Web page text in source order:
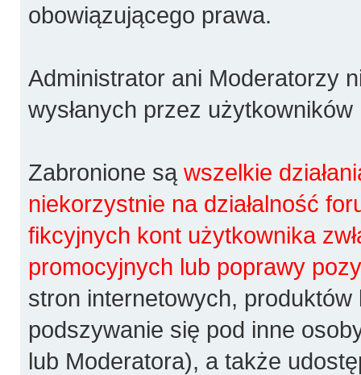
obowiązującego prawa.
Administrator ani Moderatorzy
wysłanych przez użytkowników
Zabronione są wszelkie
niekorzystnie na działalność
fikcyjnych kont użytkownika
promocyjnych lub poprawy
stron internetowych, produktów
podszywanie się pod inne
lub Moderatora), a także